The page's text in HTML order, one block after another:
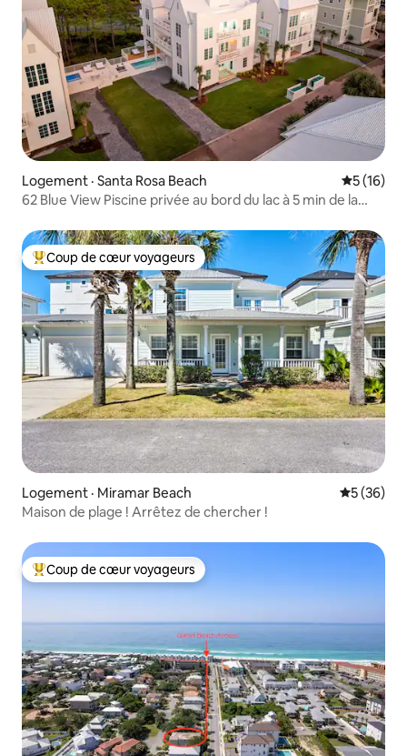
Logement · Santa Rosa Beach Note
5 (16)
62 Blue View Piscine privée au bord du lac à 5 min de la
Coup de cœur voyageurs parmi les plus aimés
Coup de cœur voyageurs
Logement · Miramar Beach Note
5 (36)
Maison de plage ! Arrêtez de chercher !
Coup de cœur voyageurs parmi les plus aimés
Coup de cœur voyageurs